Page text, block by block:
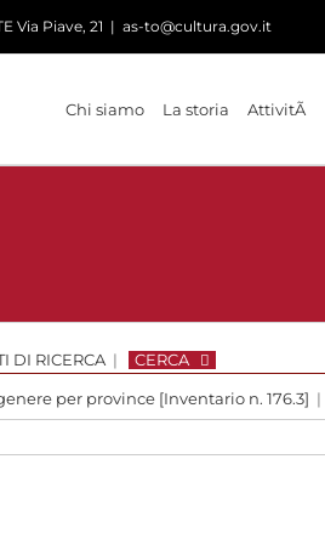
Via Piave, 21 | as-to@cultura.gov.it
Chi siamo La storia AttivitÃ
DI RICERCA | CERCA
per province [Inventario n. 176.3] |